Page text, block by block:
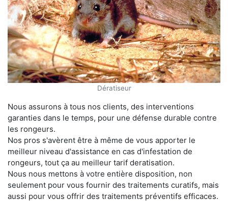
Dératiseur
Nous assurons à tous nos clients, des interventions
garanties dans le temps, pour une défense durable contre
les rongeurs.
Nos pros s'avèrent être à même de vous apporter le
meilleur niveau d'assistance en cas d'infestation de
rongeurs, tout ça au meilleur tarif deratisation.
Nous nous mettons à votre entière disposition, non
seulement pour vous fournir des traitements curatifs, mais
aussi pour vous offrir des traitements préventifs efficaces.